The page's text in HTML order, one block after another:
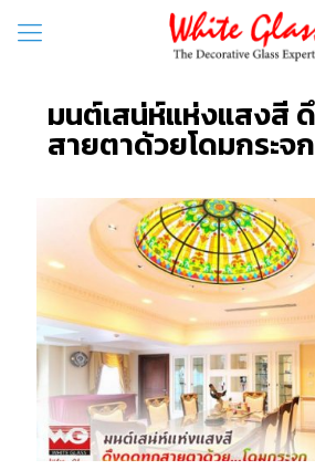
มนต์เสน่ห์แห่งแสงสี
สายตาด้วยโดมกระจก